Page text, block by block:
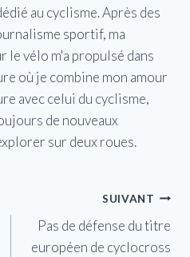
au cyclisme. Après des
sportif, ma
le vélo m'a propulsé dans
où je combine mon amour
avec celui du cyclisme,
de nouveaux
sur deux roues.
SUIVANT
Pas de défense du titre
européen de cyclocross